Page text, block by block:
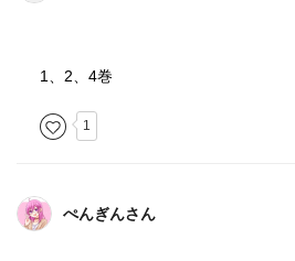
1、2、4巻
1
ぺんぎんさん